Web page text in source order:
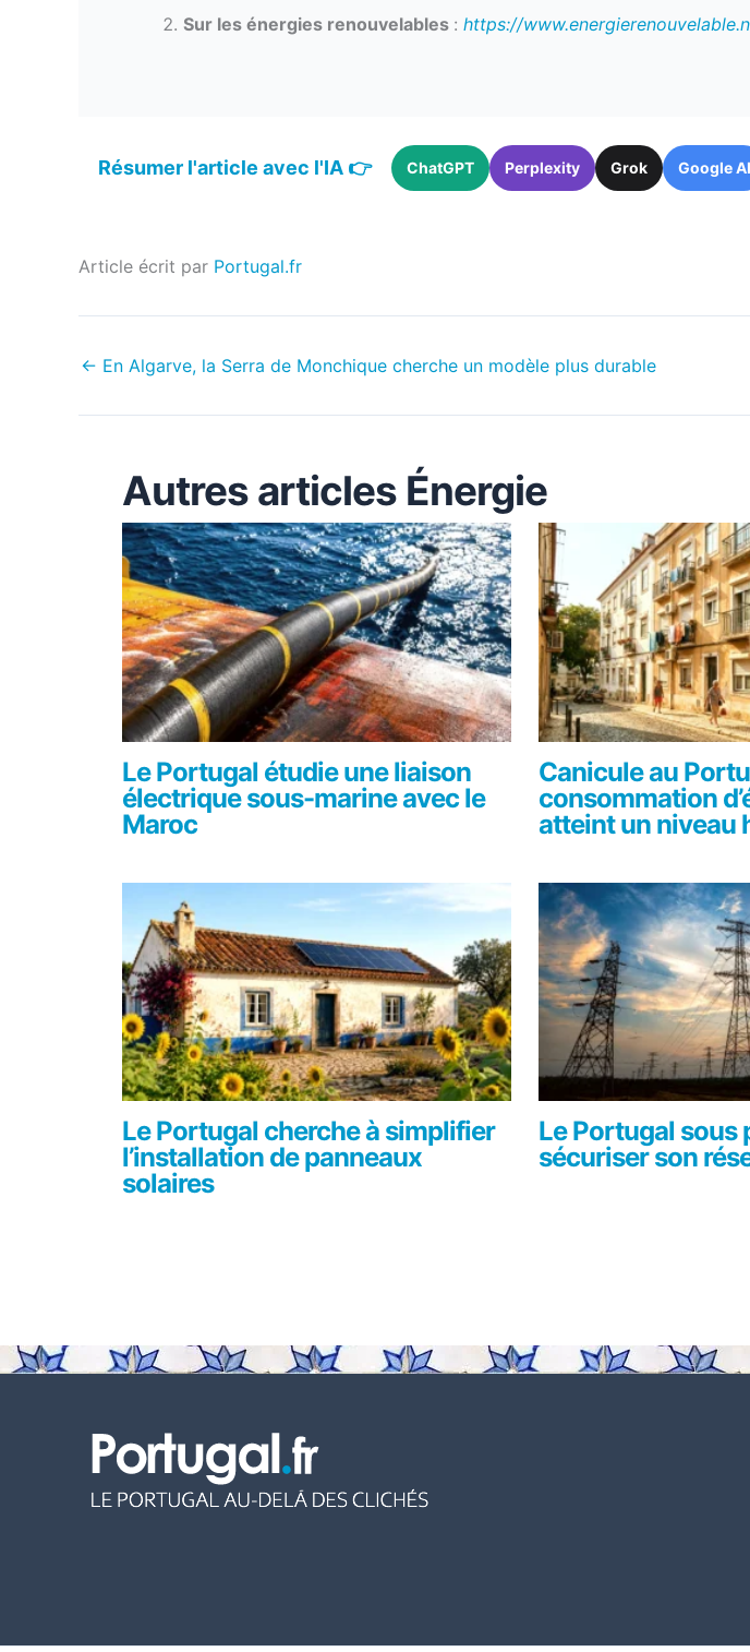
Sur les énergies renouvelables : https://
Résumer l'article avec l'IA 👉 ChatGPT Perplexity Grok Google AI
Article écrit par Portugal.fr
← En Algarve, la Serra de Monchique cherche un modèle plus durable
Autres articles Énergie
Le Portugal étudie une liaison
électrique sous-marine avec le
Maroc
Canicule au
consommation
atteint un niveau
Le Portugal cherche à simplifier
l’installation de panneaux
solaires
Le Portugal sous
sécuriser son